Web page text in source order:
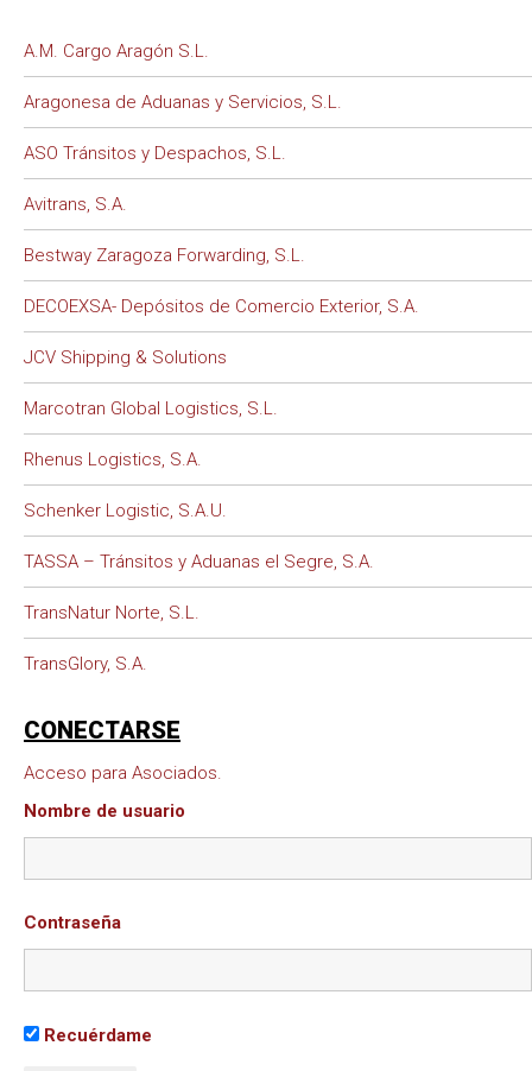
A.M. Cargo Aragón S.L.
Aragonesa de Aduanas y Servicios, S.L.
ASO Tránsitos y Despachos, S.L.
Avitrans, S.A.
Bestway Zaragoza Forwarding, S.L.
DECOEXSA- Depósitos de Comercio Exterior, S.A.
JCV Shipping & Solutions
Marcotran Global Logistics, S.L.
Rhenus Logistics, S.A.
Schenker Logistic, S.A.U.
TASSA – Tránsitos y Aduanas el Segre, S.A.
TransNatur Norte, S.L.
TransGlory, S.A.
CONECTARSE
Acceso para Asociados.
Nombre de usuario
Contraseña
Recuérdame